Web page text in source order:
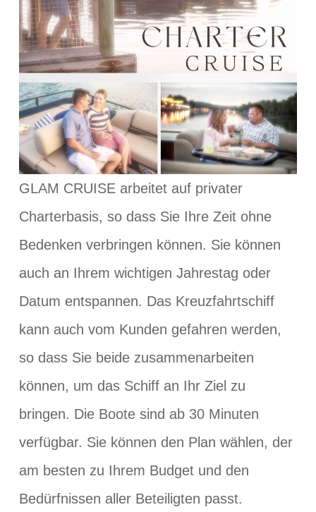
GLAM CRUISE arbeitet auf privater
Charterbasis, so dass Sie Ihre Zeit ohne
Bedenken verbringen können. Sie können
auch an Ihrem wichtigen Jahrestag oder
Datum entspannen. Das Kreuzfahrtschiff
kann auch vom Kunden gefahren werden,
so dass Sie beide zusammenarbeiten
können, um das Schiff an Ihr Ziel zu
bringen. Die Boote sind ab 30 Minuten
verfügbar. Sie können den Plan wählen, der
am besten zu Ihrem Budget und den
Bedürfnissen aller Beteiligten passt.